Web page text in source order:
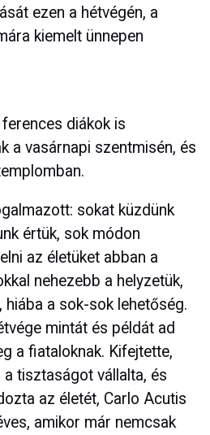
ezen a hétvégén, a
kiemelt ünnepen
diákok is
a vasárnapi szentmisén, és
sokat küzdünk
értük, sok módon
az életüket abban a
nehezebb a helyzetük,
hiába a sok-sok lehetőség.
mintát és példát ad
a fiataloknak. Kifejtette,
tisztaságot vállalta, és
az életét, Carlo Acutis
amikor már nemcsak